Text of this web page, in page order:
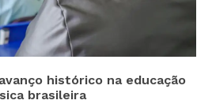
histórico na educação
brasileira